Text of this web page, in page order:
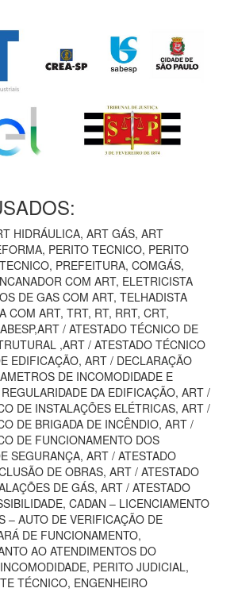
HIDRÁULICA, ART GÁS, ART
PERITO TECNICO, PERITO
PREFEITURA, COMGÁS,
COM ART, ELETRICISTA
DE GAS COM ART, TELHADISTA
COM ART, TRT, RT, RRT, CRT,
/ ATESTADO TÉCNICO DE
,ART / ATESTADO TÉCNICO
EDIFICAÇÃO, ART / DECLARAÇÃO
DE INCOMODIDADE E
DA EDIFICAÇÃO, ART /
DE INSTALAÇÕES ELÉTRICAS, ART /
DE BRIGADA DE INCÊNDIO, ART /
DE FUNCIONAMENTO DOS
SEGURANÇA, ART / ATESTADO
DE OBRAS, ART / ATESTADO
DE GÁS, ART / ATESTADO
CADAN – LICENCIAMENTO
– AUTO DE VERIFICAÇÃO DE
DE FUNCIONAMENTO,
AO ATENDIMENTOS DO
PERITO JUDICIAL,
TÉCNICO, ENGENHEIRO